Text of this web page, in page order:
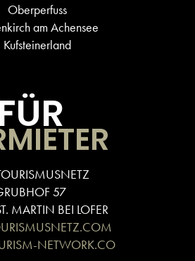
Oberperfuss
am Achensee
Kufsteinerland
FÜR
57
MARTIN BEI LOFER
NETWORK.CO